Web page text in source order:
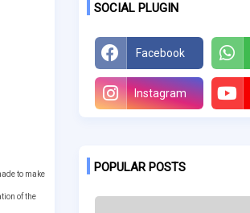
to make
of the
SOCIAL PLUGIN
Facebook
Instagram
POPULAR POSTS